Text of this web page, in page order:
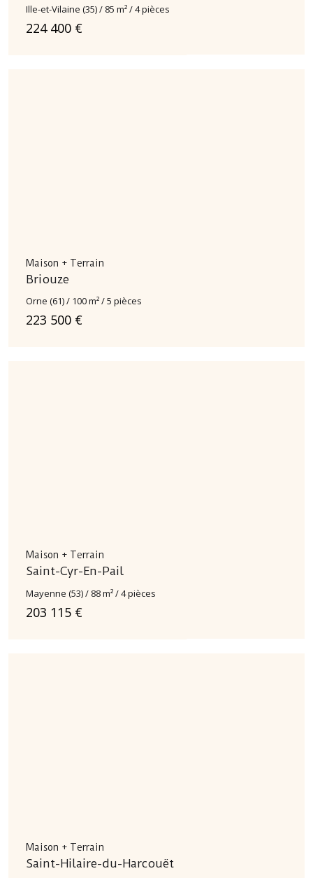
Ille-et-Vilaine (35) / 85 m² / 4 pièces
224 400 €
Maison + Terrain
Briouze
Orne (61) / 100 m² / 5 pièces
223 500 €
Maison + Terrain
Saint-Cyr-En-Pail
Mayenne (53) / 88 m² / 4 pièces
203 115 €
Maison + Terrain
Saint-Hilaire-du-Harcouët